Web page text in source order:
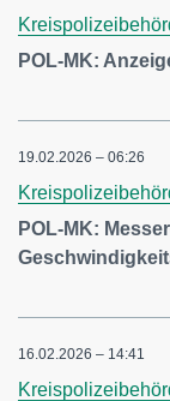
POL-MK:
19.02.2026 – 06:26
POL-MK:
16.02.2026 – 14:41